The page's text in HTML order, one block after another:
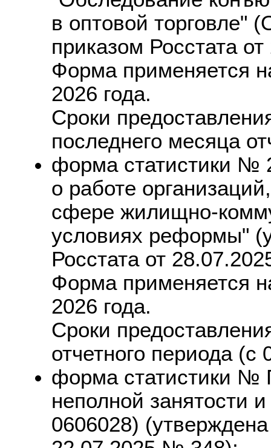
в оптовой торговле"
приказом Росстата
Форма применяется
2026 года.
Сроки
последнего месяца
форма статистики
о работе
сфере жилищно-
условиях реформы"
Росстата от
Форма применяется
2026 года.
Сроки
отчетного периода (с
форма статистики №
неполной занятости
0606028)